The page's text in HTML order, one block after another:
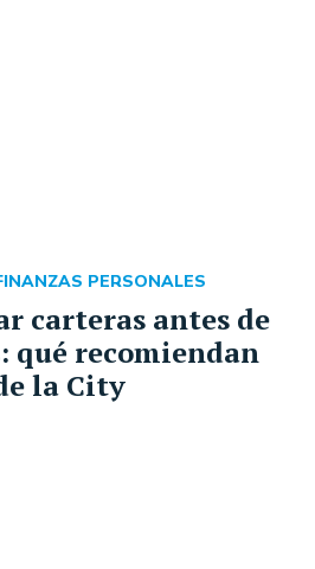
carteras antes de
qué recomiendan
la City
PERSONALES